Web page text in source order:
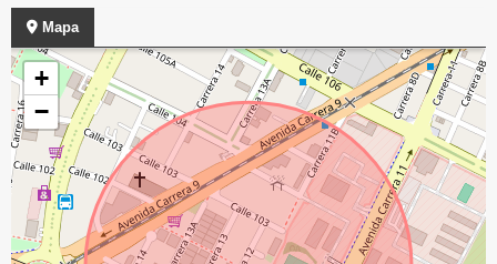
Mapa
+
−